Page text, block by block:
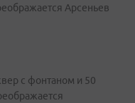
Арсеньев
с фонтаном и 50